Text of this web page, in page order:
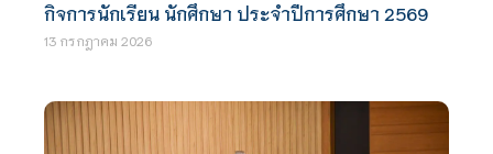
กิจการนักเรียน นักศึกษา ประจำปีการศึกษา 2569
13 กรกฎาคม 2026